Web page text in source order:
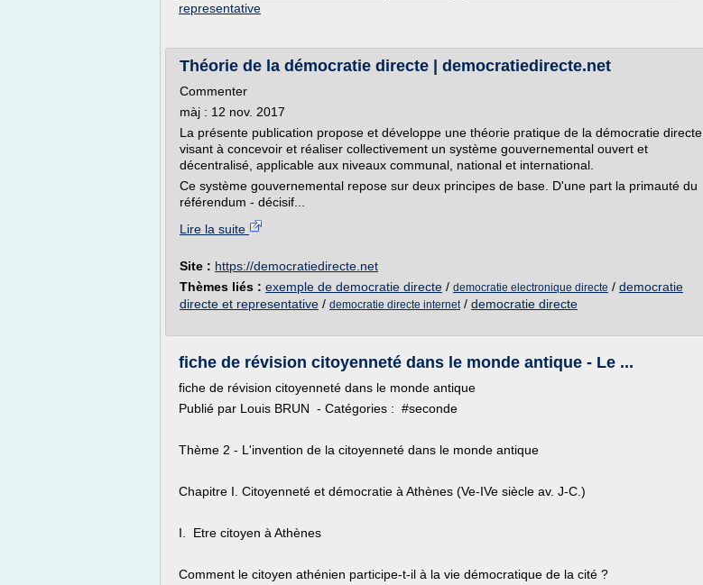
representative
Théorie de la démocratie directe | democratiedirecte.net
Commenter
màj : 12 nov. 2017
La présente publication propose et développe une théorie pratique de la démocratie directe,
visant à concevoir et réaliser collectivement un système gouvernemental ouvert et
décentralisé, applicable aux niveaux communal, national et international.
Ce système gouvernemental repose sur deux principes de base. D'une part la primauté du
référendum - décisif...
Lire la suite
Site : https://democratiedirecte.net
Thèmes liés : exemple de democratie directe / democratie electronique directe / democratie
directe et representative / democratie directe internet/ democratie directe
fiche de révision citoyenneté dans le monde antique - Le ...
fiche de révision citoyenneté dans le monde antique
Publié par Louis BRUN - Catégories : #seconde
Thème 2 - L'invention de la citoyenneté dans le monde antique
Chapitre I. Citoyenneté et démocratie à Athènes (Ve-IVe siècle av. J-C.)
I. Etre citoyen à Athènes
Comment le citoyen athénien participe-t-il à la vie démocratique de la cité ?